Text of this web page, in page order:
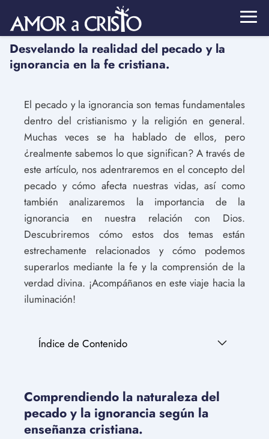
Desvelando la realidad del pecado y la
ignorancia en la fe cristiana.
El pecado y la ignorancia son temas fundamentales
dentro del cristianismo y la religión en general.
Muchas veces se ha hablado de ellos, pero
¿realmente sabemos lo que significan? A través de
este artículo, nos adentraremos en el concepto del
pecado y cómo afecta nuestras vidas, así como
también analizaremos la importancia de la
ignorancia en nuestra relación con Dios.
Descubriremos cómo estos dos temas están
estrechamente relacionados y cómo podemos
superarlos mediante la fe y la comprensión de la
verdad divina. ¡Acompáñanos en este viaje hacia la
iluminación!
Índice de Contenido
Comprendiendo la naturaleza del
pecado y la ignorancia según la
enseñanza cristiana.